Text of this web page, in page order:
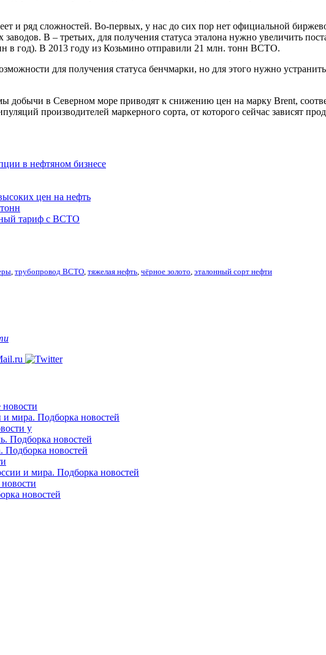
и ряд сложностей. Во-первых, у нас до сих пор нет официальной
В – третьих, для получения статуса эталона нужно увеличить
в год). В 2013 году из Козьмино отправили 21 млн. тонн ВСТО.
для получения статуса бенчмарки, но для этого нужно
добычи в Северном море приводят к снижению цен на марку Brent,
производителей маркерного сорта, от которого сейчас зависят
в нефтяном бизнесе
цен на нефть
тариф с ВСТО
трубопровод ВСТО тяжелая нефть чёрное золото эталонный сорт нефти
новости
и мира. Подборка новостей
у
Подборка новостей
Подборка новостей
и мира. Подборка новостей
новостей